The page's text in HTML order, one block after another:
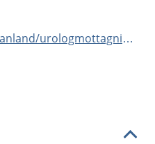
urologmottagningen-